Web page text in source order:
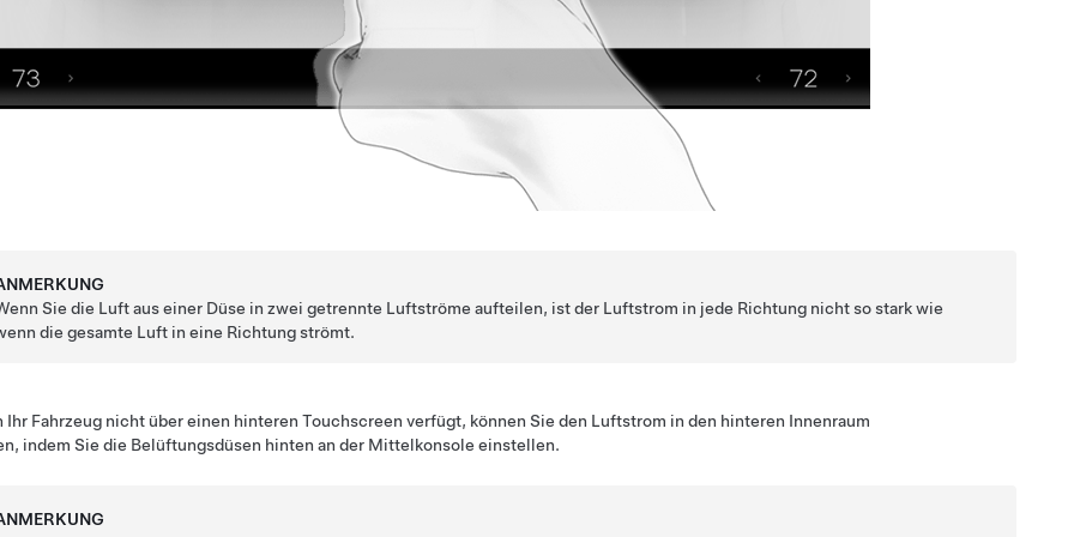
Sie die Luft aus einer Düse in zwei getrennte Luftströme aufteilen, ist der Luftstrom in jede Richtung nicht so stark wie
die gesamte Luft in eine Richtung strömt.
Ihr Fahrzeug nicht über einen hinteren Touchscreen verfügt, können Sie den Luftstrom in den hinteren Innenraum
indem Sie die Belüftungsdüsen hinten an der Mittelkonsole einstellen.